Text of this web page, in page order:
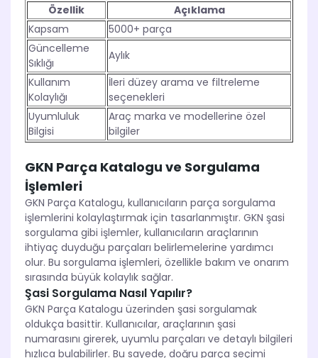
Özellik
Açıklama
Kapsam
5000+ parça
Güncelleme
Sıklığı
Aylık
Kullanım
Kolaylığı
İleri düzey arama ve filtreleme
seçenekleri
Uyumluluk
Bilgisi
Araç marka ve modellerine özel
bilgiler
GKN Parça Katalogu ve Sorgulama
İşlemleri
GKN Parça Katalogu, kullanıcıların parça sorgulama
işlemlerini kolaylaştırmak için tasarlanmıştır. GKN şasi
sorgulama gibi işlemler, kullanıcıların araçlarının
ihtiyaç duyduğu parçaları belirlemelerine yardımcı
olur. Bu sorgulama işlemleri, özellikle bakım ve onarım
sırasında büyük kolaylık sağlar.
Şasi Sorgulama Nasıl Yapılır?
GKN Parça Katalogu üzerinden şasi sorgulamak
oldukça basittir. Kullanıcılar, araçlarının şasi
numarasını girerek, uyumlu parçaları ve detaylı bilgileri
hızlıca bulabilirler. Bu sayede, doğru parça seçimi